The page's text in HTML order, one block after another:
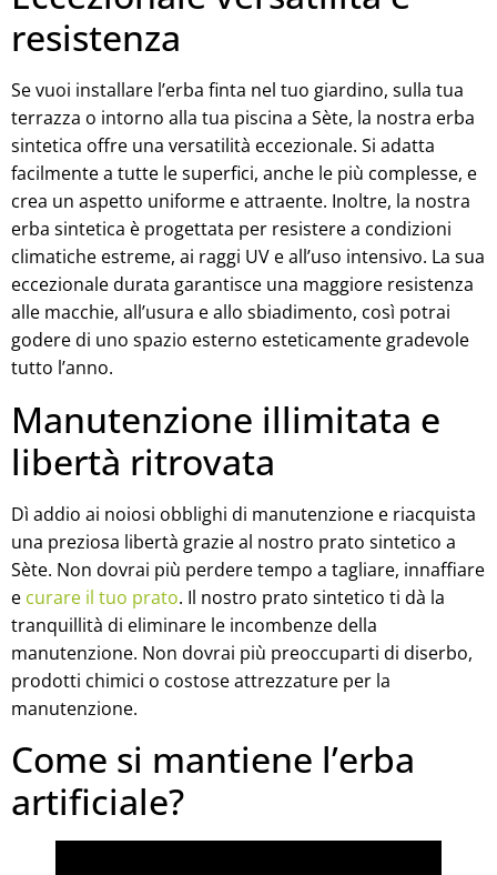
resistenza
Se vuoi installare l’erba finta nel tuo giardino, sulla tua
terrazza o intorno alla tua piscina a Sète, la nostra erba
sintetica offre una versatilità eccezionale. Si adatta
facilmente a tutte le superfici, anche le più complesse, e
crea un aspetto uniforme e attraente. Inoltre, la nostra
erba sintetica è progettata per resistere a condizioni
climatiche estreme, ai raggi UV e all’uso intensivo. La sua
eccezionale durata garantisce una maggiore resistenza
alle macchie, all’usura e allo sbiadimento, così potrai
godere di uno spazio esterno esteticamente gradevole
tutto l’anno.
Manutenzione illimitata e
libertà ritrovata
Dì addio ai noiosi obblighi di manutenzione e riacquista
una preziosa libertà grazie al nostro prato sintetico a
Sète. Non dovrai più perdere tempo a tagliare, innaffiare
e curare il tuo prato. Il nostro prato sintetico ti dà la
tranquillità di eliminare le incombenze della
manutenzione. Non dovrai più preoccuparti di diserbo,
prodotti chimici o costose attrezzature per la
manutenzione.
Come si mantiene l’erba
artificiale?